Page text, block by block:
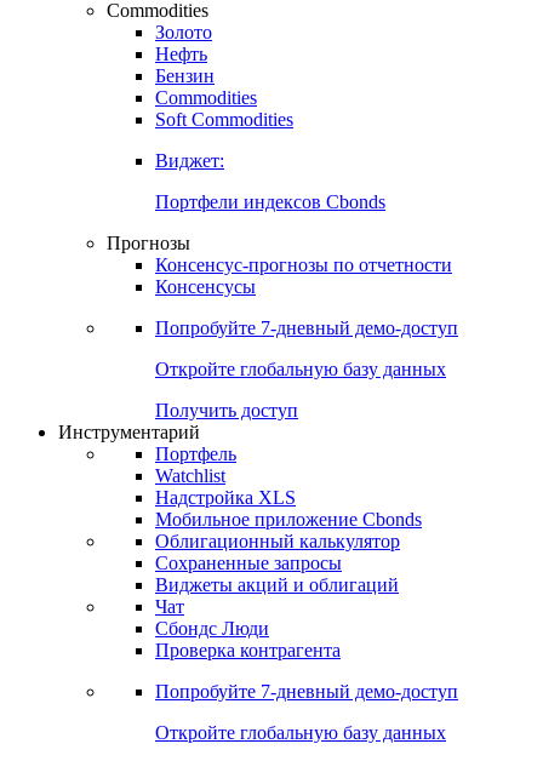
Commodities
Золото
Нефть
Бензин
Commodities
Soft Commodities
Виджет:
Портфели индексов Cbonds
Прогнозы
Консенсус-прогнозы по отчетности
Консенсусы
Попробуйте 7-дневный демо-доступ
Откройте глобальную базу данных
Получить доступ
Инструментарий
Портфель
Watchlist
Надстройка XLS
Мобильное приложение Cbonds
Облигационный калькулятор
Сохраненные запросы
Виджеты акций и облигаций
Чат
Сбондс Люди
Проверка контрагента
Попробуйте 7-дневный демо-доступ
Откройте глобальную базу данных